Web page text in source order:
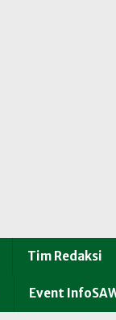
Tim Redaksi
Event